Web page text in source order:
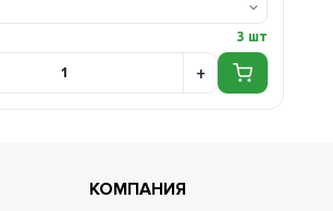
3 шт
КОМПАНИЯ